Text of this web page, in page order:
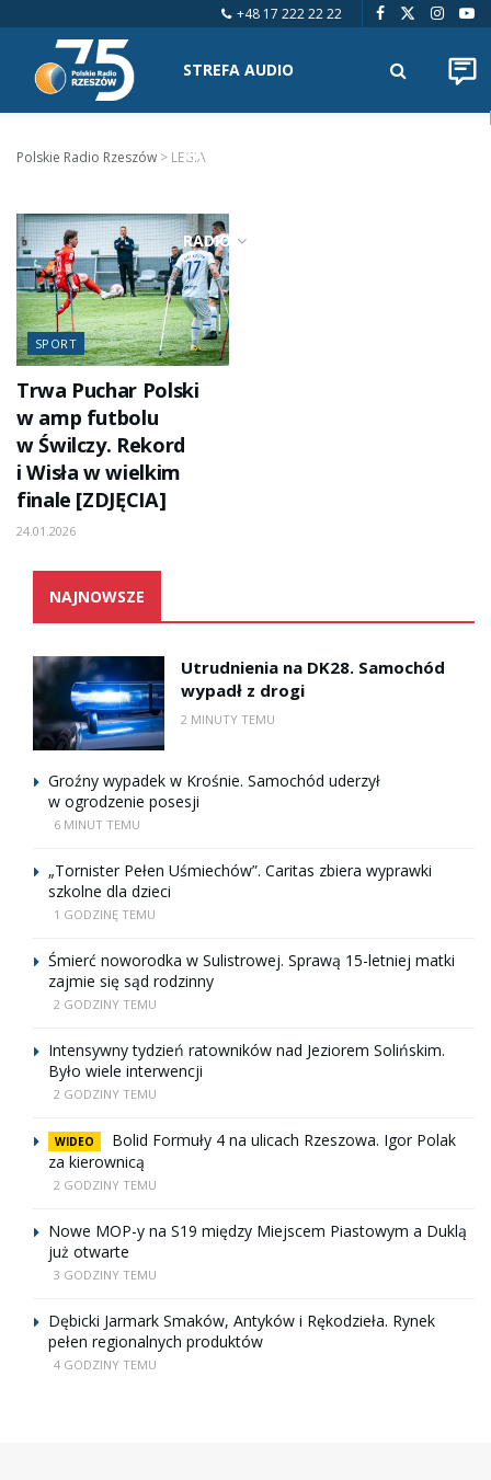
+48 17 222 22 22
STREFA AUDIO
KALENDARZ WYDARZEŃ
RADIO
Polskie Radio Rzeszów > LEGIA
SPORT
Trwa Puchar Polski
w amp futbolu
w Świlczy. Rekord
i Wisła w wielkim
finale [ZDJĘCIA]
24.01.2026
NAJNOWSZE
Utrudnienia na DK28. Samochód
wypadł z drogi
2 MINUTY TEMU
Groźny wypadek w Krośnie. Samochód uderzył
w ogrodzenie posesji
6 MINUT TEMU
„Tornister Pełen Uśmiechów”. Caritas zbiera wyprawki
szkolne dla dzieci
1 GODZINĘ TEMU
Śmierć noworodka w Sulistrowej. Sprawą 15-letniej matki
zajmie się sąd rodzinny
2 GODZINY TEMU
Intensywny tydzień ratowników nad Jeziorem Solińskim.
Było wiele interwencji
2 GODZINY TEMU
WIDEO
Bolid Formuły 4 na ulicach Rzeszowa. Igor Polak
za kierownicą
2 GODZINY TEMU
Nowe MOP-y na S19 między Miejscem Piastowym a Duklą
już otwarte
3 GODZINY TEMU
Dębicki Jarmark Smaków, Antyków i Rękodzieła. Rynek
pełen regionalnych produktów
4 GODZINY TEMU